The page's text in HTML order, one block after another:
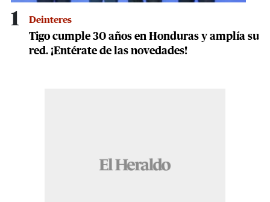
1 Deinteres
Tigo cumple 30 años en Honduras y amplía su
red. ¡Entérate de las novedades!